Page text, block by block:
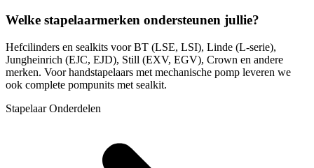
Welke stapelaarmerken ondersteunen jullie?
Hefcilinders en sealkits voor BT (LSE, LSI), Linde (L-serie),
Jungheinrich (EJC, EJD), Still (EXV, EGV), Crown en andere
merken. Voor handstapelaars met mechanische pomp leveren we
ook complete pompunits met sealkit.
Stapelaar Onderdelen